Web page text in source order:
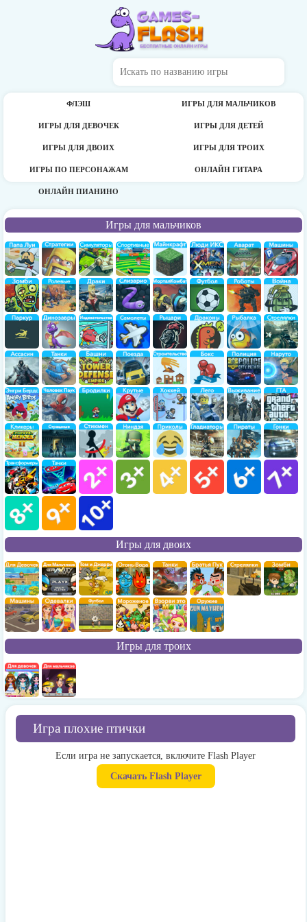
ФЛЭШ ИГРЫ ДЛЯ МАЛЬЧИКОВ
ИГРЫ ДЛЯ ДЕВОЧЕК ИГРЫ ДЛЯ ДЕТЕЙ
ИГРЫ ДЛЯ ДВОИХ ИГРЫ ДЛЯ ТРОИХ
ИГРЫ ПО ПЕРСОНАЖАМ ОНЛАЙН ГИТАРА
ОНЛАЙН ПИАНИНО
Игры для мальчиков
Игры для двоих
Игры для троих
Игра плохие птички
Если игра не запускается, включите Flash Player
Скачать Flash Player